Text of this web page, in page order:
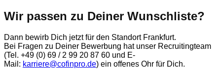
Wir passen zu Deiner Wunschliste?
Dann bewirb Dich jetzt für den Standort Frankfurt.
Bei Fragen zu Deiner Bewerbung hat unser Recruitingteam
(Tel. +49 (0) 69 / 2 99 20 87 60 und E-
Mail: karriere@cofinpro.de) ein offenes Ohr für Dich.